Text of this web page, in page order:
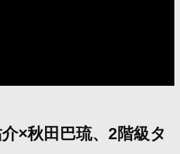
×秋田巴琉、2階級タ